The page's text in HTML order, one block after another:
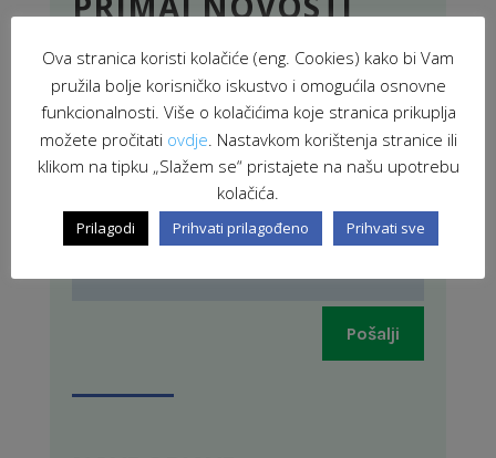
Pošalji
Ova stranica koristi kolačiće (eng. Cookies) kako bi Vam
pružila bolje korisničko iskustvo i omogućila osnovne
funkcionalnosti. Više o kolačićima koje stranica prikuplja
možete pročitati ovdje . Nastavkom korištenja stranice ili
klikom na tipku „Slažem se“ pristajete na našu upotrebu
kolačića.
Prilagodi Prihvati prilagođeno Prihvati sve